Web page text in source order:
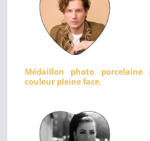
Médaillon photo porcelaine
couleur pleine face.